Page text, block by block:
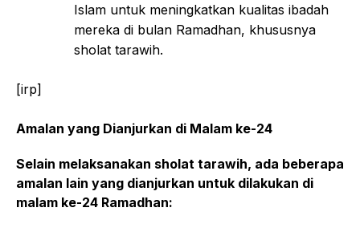
Islam untuk meningkatkan kualitas ibadah
mereka di bulan Ramadhan, khususnya
sholat tarawih.
[irp]
Amalan yang Dianjurkan di Malam ke-24
Selain melaksanakan sholat tarawih, ada beberapa
amalan lain yang dianjurkan untuk dilakukan di
malam ke-24 Ramadhan: